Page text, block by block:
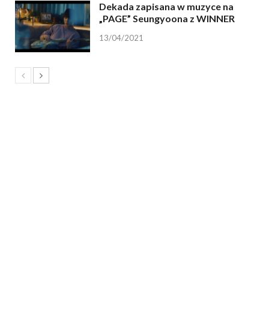
Dekada zapisana w muzyce na
„PAGE” Seungyoona z WINNER
13/04/2021